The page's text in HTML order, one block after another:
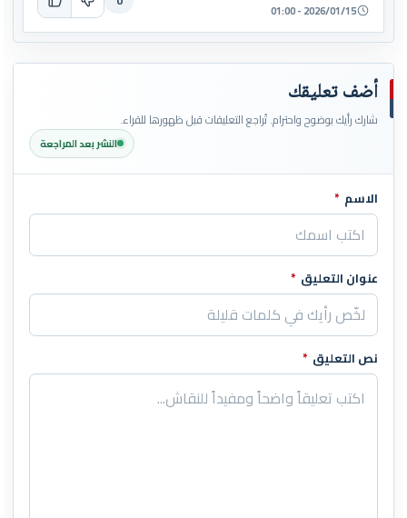
2026/01/15 - 01:00
أضف تعليقك
شارك رأيك بوضوح واحترام. تُراجع التعليقات قبل ظهورها للقراء.
النشر بعد المراجعة
اترك هذا الحقل فارغاً
الاسم *
عنوان التعليق *
نص التعليق *